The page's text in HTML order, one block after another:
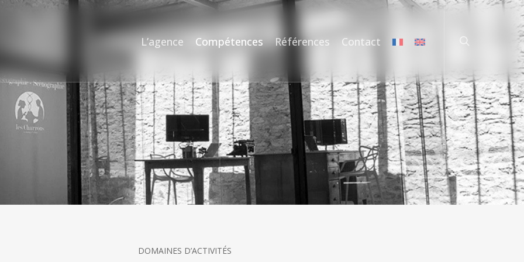
L’agence Compétences Références Contact
rechercher
DOMAINES D’ACTIVITÉS